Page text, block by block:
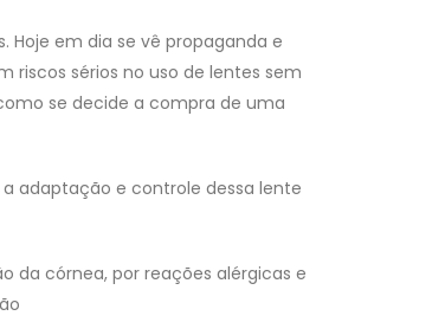
Hoje em dia se vê propaganda e
riscos sérios no uso de lentes sem
se decide a compra de uma
adaptação e controle dessa lente
da córnea, por reações alérgicas e